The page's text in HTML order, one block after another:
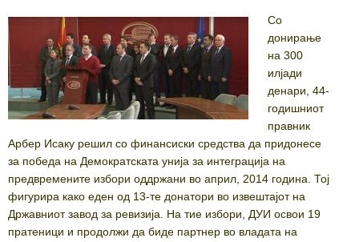
Со
донирање
на 300
илјади
денари, 44-
годишниот
правник
Арбер Исаку решил со финансиски средства да придонесе
за победа на Демократската унија за интеграција на
предвремените избори оддржани во април, 2014 година. Тој
фигурира како еден од 13-те донатори во извештајот на
Државниот завод за ревизија. На тие избори, ДУИ освои 19
пратеници и продолжи да биде партнер во владата на